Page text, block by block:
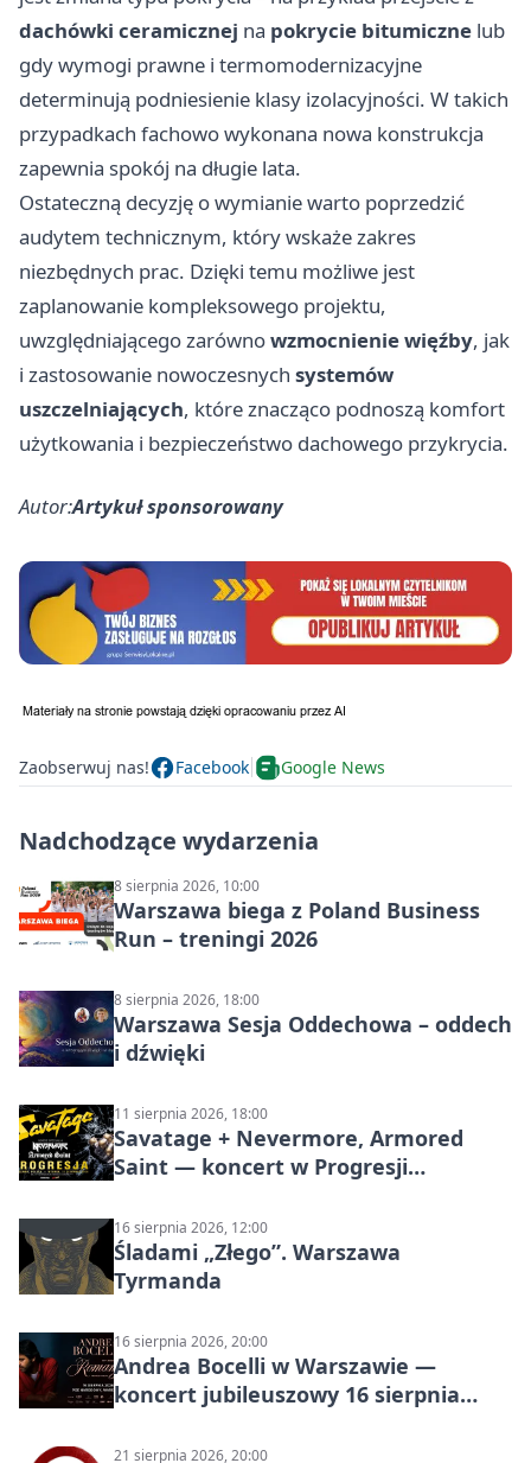
dachówki ceramicznej na pokrycie bitumiczne lub
gdy wymogi prawne i termomodernizacyjne
determinują podniesienie klasy izolacyjności. W takich
przypadkach fachowo wykonana nowa konstrukcja
zapewnia spokój na długie lata.
Ostateczną decyzję o wymianie warto poprzedzić
audytem technicznym, który wskaże zakres
niezbędnych prac. Dzięki temu możliwe jest
zaplanowanie kompleksowego projektu,
uwzględniającego zarównowzmocnienie więźby, jak
i zastosowanie nowoczesnych systemów
uszczelniających, które znacząco podnoszą komfort
użytkowania i bezpieczeństwo dachowego przykrycia.
Autor:Artykuł sponsorowany
Zaobserwuj nas! Facebook Google News
Nadchodzące wydarzenia
8 sierpnia 2026, 10:00
Warszawa biega z Poland Business
Run – treningi 2026
8 sierpnia 2026, 18:00
Warszawa Sesja Oddechowa – oddech
i dźwięki
11 sierpnia 2026, 18:00
Savatage + Nevermore, Armored
Saint — koncert w Progresji
16 sierpnia 2026, 12:00
Śladami „Złego”. Warszawa
Tyrmanda
16 sierpnia 2026, 20:00
Andrea Bocelli w Warszawie —
koncert jubileuszowy 16 sierpnia
21 sierpnia 2026, 20:00